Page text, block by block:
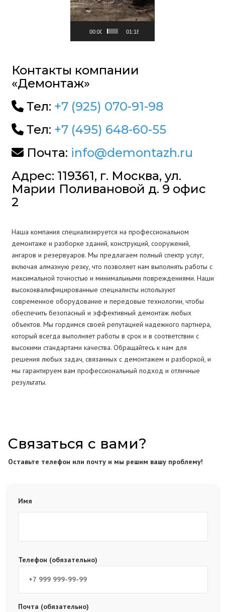
00:00 01:18
Контакты компании
«Демонтаж»
Тел: +7 (925) 070-91-98
Тел: +7 (495) 648-60-55
Почта: info@demontazh.ru
Адрес: 119361, г. Москва, ул.
Марии Поливановой д. 9 офис
2
Наша компания специализируется на профессиональном
демонтаже и разборке зданий, конструкций, сооружений,
ангаров и резервуаров. Мы предлагаем полный спектр услуг,
включая алмазную резку, что позволяет нам выполнять работы с
максимальной точностью и минимальными повреждениями. Наши
высококвалифицированные специалисты используют
современное оборудование и передовые технологии, чтобы
обеспечить безопасный и эффективный демонтаж любых
объектов. Мы гордимся своей репутацией надежного партнера,
который всегда выполняет работы в срок и в соответствии с
высокими стандартами качества. Обращайтесь к нам для
решения любых задач, связанных с демонтажем и разборкой, и
мы гарантируем вам профессиональный подход и отличные
результаты.
Связаться с вами?
Оставьте телефон или почту и мы решим вашу проблему!
Имя
Телефон (обязательно)
Почта (обязательно)